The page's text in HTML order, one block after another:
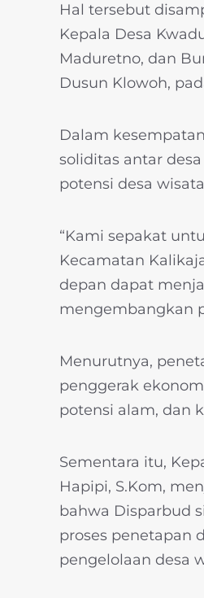
Hal tersebut
Kepala Desa
Maduretno, dan
Dusun Klowoh,
Dalam
soliditas antar
potensi desa
“Kami sepakat
Kecamatan
depan dapat
mengembangkan
Menurutnya,
penggerak
potensi alam, dan
Sementara itu,
Hapipi, S.Kom,
bahwa Disparbud
proses penetapan
pengelolaan desa